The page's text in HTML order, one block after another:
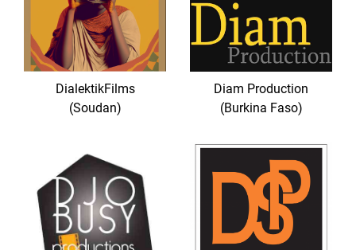
DialektikFilms
(Soudan)
Diam Production
(Burkina Faso)